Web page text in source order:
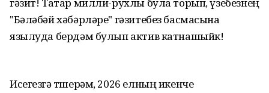
"Бәләбәй хәбәрләре" гәзитебез басмасына
язылуда бердәм булып актив катнашыйк!
Исегезгә төшерәм, 2026 елның икенче